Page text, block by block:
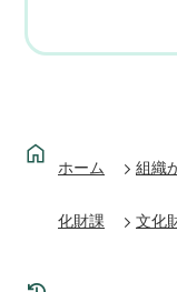
ホーム 組織
化財課 文化